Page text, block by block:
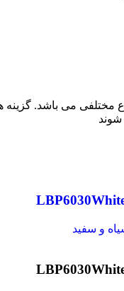
مختلفی می باشد. گزینه
و سفید